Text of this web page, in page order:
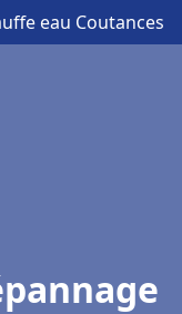
eau Coutances